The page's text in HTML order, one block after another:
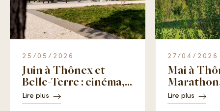
25/05/2026
Juin à Thônex et
Belle-Terre : cinéma,
Coupe du monde et
fêtes de quartier
Lire plus
27/04/2026
Mai à
des voisins
Lire plus